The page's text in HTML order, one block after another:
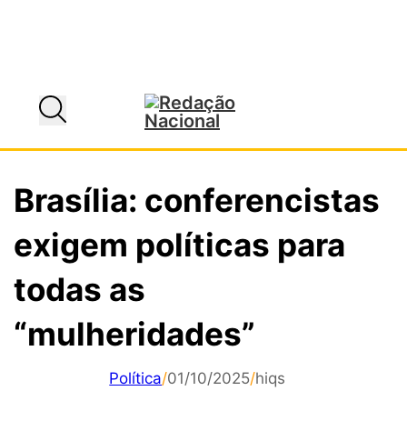
Brasília: conferencistas
exigem políticas para
todas as
“mulheridades”
Política/01/10/2025/hiqs